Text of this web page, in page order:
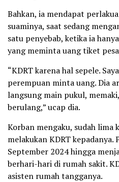
Bahkan, ia mendapat
suaminya, saat sedang
satu penyebab, ketika ia
yang meminta uang tiket
“KDRT karena hal sepele.
perempuan minta uang. Dia
langsung main pukul,
berulang,” ucap dia.
Korban mengaku, sudah lima
melakukan KDRT kepadanya.
September 2024 hingga
berhari-hari di rumah sakit.
asisten rumah tangganya.